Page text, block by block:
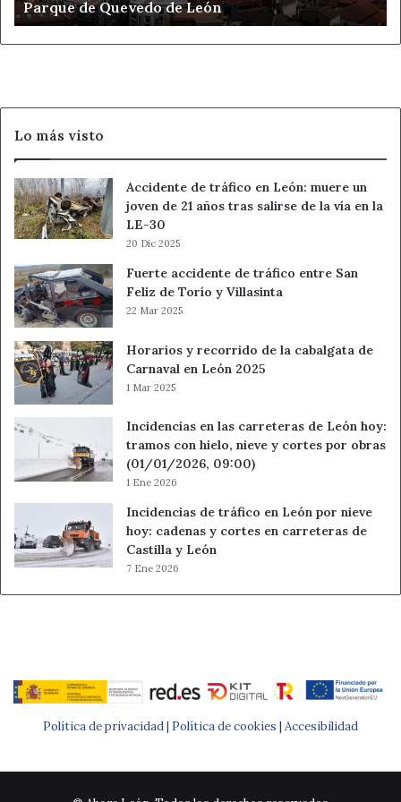
de
Quevedo
de
Parque de Quevedo de León
Lo más visto
Accidente de tráfico en León: muere un
joven de 21 años tras salirse de la vía en la
LE-30
20 Dic 2025
Fuerte accidente de tráfico entre San
Feliz de Torío y Villasinta
22 Mar 2025
Horarios y recorrido de la cabalgata de
Carnaval en León 2025
1 Mar 2025
Incidencias en las carreteras de León hoy:
tramos con hielo, nieve y cortes por obras
(01/01/2026, 09:00)
1 Ene 2026
Incidencias de tráfico en León por nieve
hoy: cadenas y cortes en carreteras de
Castilla y León
7 Ene 2026
Política de privacidad | Política de cookies | Accesibilidad